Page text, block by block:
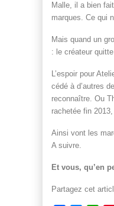
Malle, il a bien
marques. Ce qui
Mais quand un
: le créateur
L’espoir pour
cédé à d’autres
reconnaître. Ou
rachetée fin 2013,
Ainsi vont les
A suivre.
Et vous, qu’en
Partagez cet